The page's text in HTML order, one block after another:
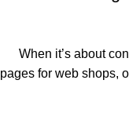
When it’s about
pages for web shops,